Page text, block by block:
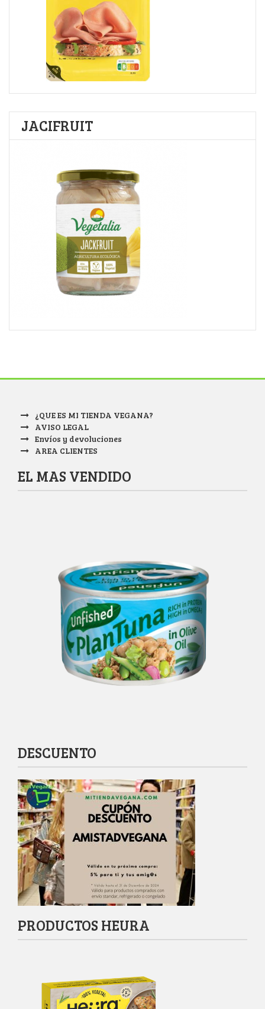
JACIFRUIT
¿QUE ES MI TIENDA VEGANA?
AVISO LEGAL
Envíos y devoluciones
AREA CLIENTES
EL MAS VENDIDO
DESCUENTO
PRODUCTOS HEURA